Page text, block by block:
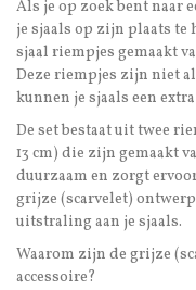
Als je op zoek bent naar
je sjaals op zijn plaats te
sjaal riempjes gemaakt
Deze riempjes zijn niet
kunnen je sjaals een
De set bestaat uit twee
13 cm) die zijn gemaakt
duurzaam en zorgt
grijze (scarvelet)
uitstraling aan je sjaals.
Waarom zijn de grijze
accessoire?